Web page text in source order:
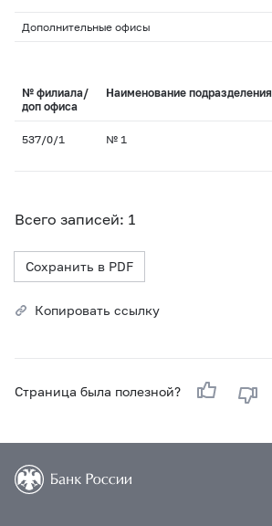
Дополнительные офисы
№ филиала/
доп офиса
Наименование подразделения
537/0/1 № 1
Всего записей: 1
Сохранить в PDF
Копировать ссылку
Страница была полезной?